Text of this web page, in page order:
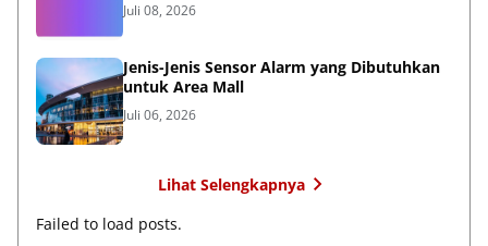
Juli 08, 2026
Jenis-Jenis Sensor Alarm yang Dibutuhkan
untuk Area Mall
Juli 06, 2026
Lihat Selengkapnya
Failed to load posts.